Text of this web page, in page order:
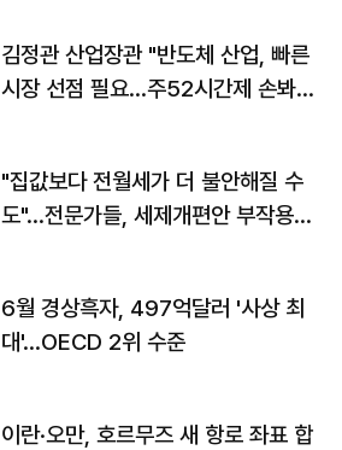
김정관 산업장관 "반도체 산업, 빠른
시장 선점 필요…주52시간제 손봐
"집값보다 전월세가 더 불안해질 수
도"…전문가들, 세제개편안 부작용
6월 경상흑자, 497억달러 '사상 최
대'…OECD 2위 수준
이란·오만, 호르무즈 새 항로 좌표 합